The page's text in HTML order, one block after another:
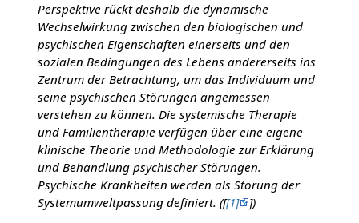
Perspektive rückt deshalb die dynamische
Wechselwirkung zwischen den biologischen und
psychischen Eigenschaften einerseits und den
sozialen Bedingungen des Lebens andererseits ins
Zentrum der Betrachtung, um das Individuum und
seine psychischen Störungen angemessen
verstehen zu können. Die systemische Therapie
und Familientherapie verfügen über eine eigene
klinische Theorie und Methodologie zur Erklärung
und Behandlung psychischer Störungen.
Psychische Krankheiten werden als Störung der
Systemumweltpassung definiert. ([[1]
])